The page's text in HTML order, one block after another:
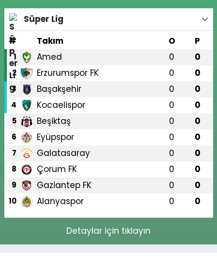
Süper Lig
#
Takım O P
1 Amed 0 0
2 Erzurumspor FK 0 0
3 Başakşehir 0 0
4 Kocaelispor 0 0
5 Beşiktaş 0 0
6 Eyüpspor 0 0
7 Galatasaray 0 0
8 Çorum FK 0 0
9 Gaziantep FK 0 0
10 Alanyaspor 0 0
Detaylar için tıklayın